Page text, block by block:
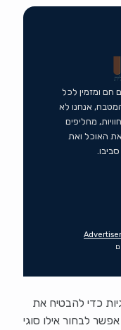
חם ומזמין לכל
אנחנו לא
מחליפים
את האוכל ואת
כדי להבטיח את
לבחור אילו סוגי